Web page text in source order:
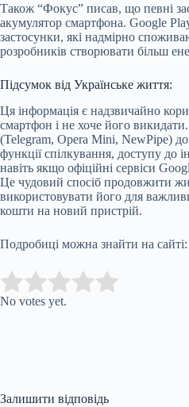
Також “Фокус” писав, що певні
акумулятор смартфона. Google
застосунки, які надмірно
розробників створювати більш
Підсумок від Українське життя:
Ця інформація є надзвичайно
смартфон і не хоче його
(Telegram, Opera Mini, NewPipe)
функції спілкування, доступу до
навіть якщо офіційні сервіси
Це чудовий спосіб продовжити
використовувати його для
кошти на новий пристрій.
Подробиці можна знайти на сайті:
Rate this item:
No votes yet.
Залишити відповідь